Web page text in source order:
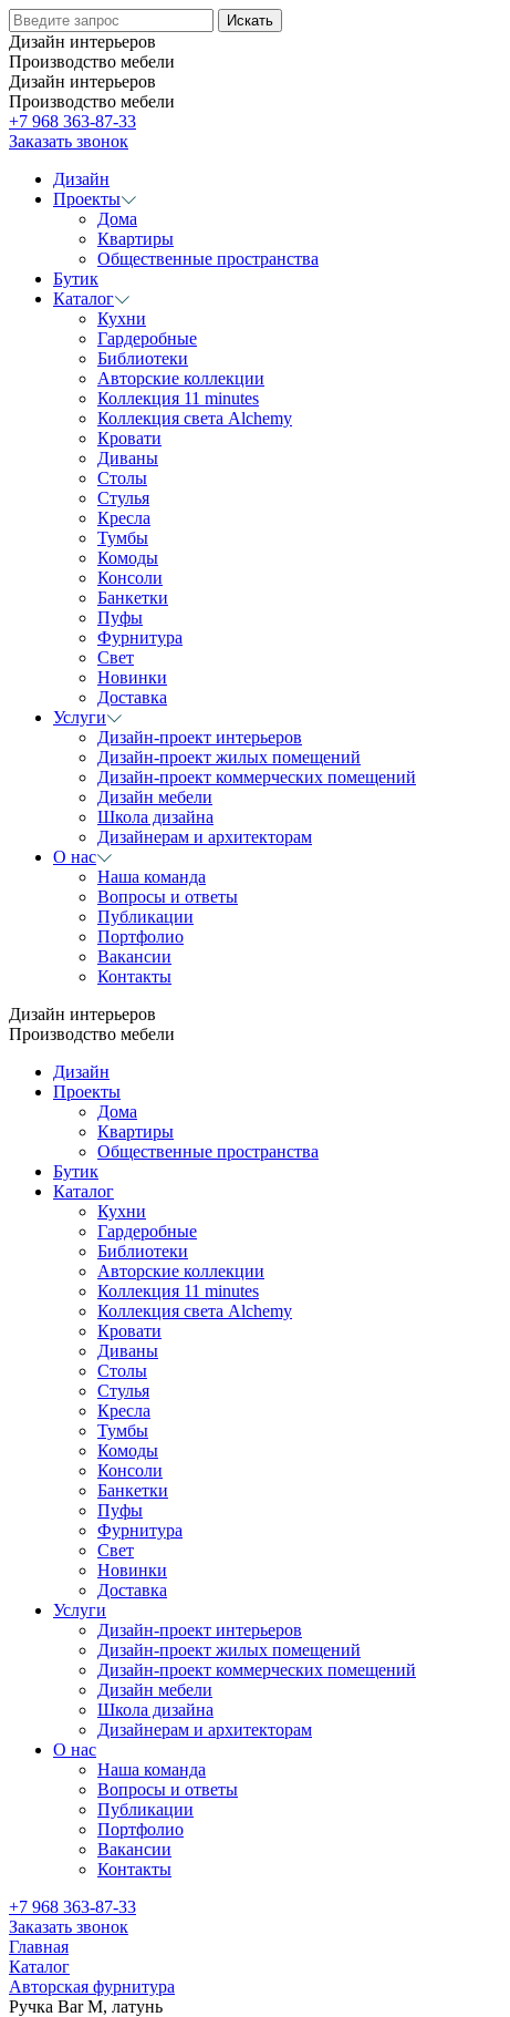
Дизайн интерьеров
Производство мебели
Дизайн интерьеров
Производство мебели
+7 968 363-87-33
Заказать звонок
Дизайн
Проекты
Дома
Квартиры
Общественные пространства
Бутик
Каталог
Кухни
Гардеробные
Библиотеки
Авторские коллекции
Коллекция 11 minutes
Коллекция света Alchemy
Кровати
Диваны
Столы
Стулья
Кресла
Тумбы
Комоды
Консоли
Банкетки
Пуфы
Фурнитура
Свет
Новинки
Доставка
Услуги
Дизайн-проект интерьеров
Дизайн-проект жилых помещений
Дизайн-проект коммерческих помещений
Дизайн мебели
Школа дизайна
Дизайнерам и архитекторам
О нас
Наша команда
Вопросы и ответы
Публикации
Портфолио
Вакансии
Контакты
Дизайн интерьеров
Производство мебели
Дизайн
Проекты
Дома
Квартиры
Общественные пространства
Бутик
Каталог
Кухни
Гардеробные
Библиотеки
Авторские коллекции
Коллекция 11 minutes
Коллекция света Alchemy
Кровати
Диваны
Столы
Стулья
Кресла
Тумбы
Комоды
Консоли
Банкетки
Пуфы
Фурнитура
Свет
Новинки
Доставка
Услуги
Дизайн-проект интерьеров
Дизайн-проект жилых помещений
Дизайн-проект коммерческих помещений
Дизайн мебели
Школа дизайна
Дизайнерам и архитекторам
О нас
Наша команда
Вопросы и ответы
Публикации
Портфолио
Вакансии
Контакты
+7 968 363-87-33
Заказать звонок
Главная
Каталог
Авторская фурнитура
Ручка Bar M, латунь